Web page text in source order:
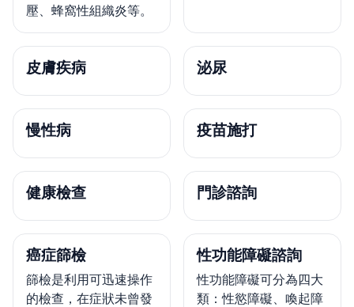
壓、蜂窩性組織炎等。
皮膚疾病 泌尿
慢性病 疫苗施打
健康檢查 門診諮詢
癌症篩檢
篩檢是利用可迅速操作
的檢查，在症狀未曾發
性功能障礙諮詢
性功能障礙可分為四大
類：性慾障礙、喚起障